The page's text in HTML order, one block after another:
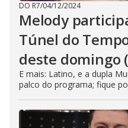
DO R7/04/12/2024
Melody
Túnel do
deste domingo
E mais: Latino, e a dupla
palco do programa; fique